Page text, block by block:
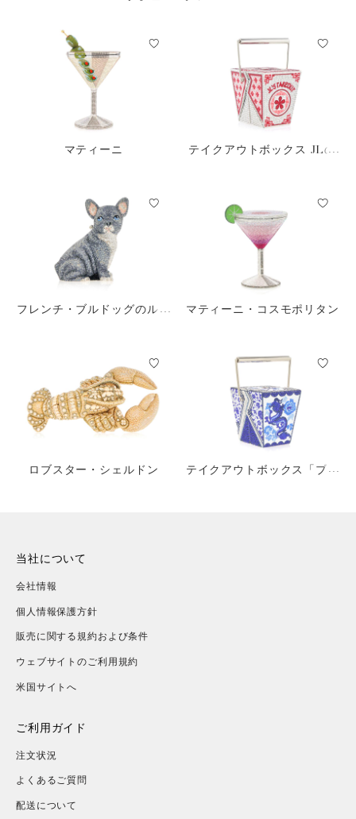
マティーニ
テイクアウトボックス JLの
フレンチ・ブルドッグのルー
マティーニ・コスモポリタン
ロブスター・シェルドン
テイクアウトボックス「ブル
当社について
会社情報
個人情報保護方針
販売に関する規約および条件
ウェブサイトのご利用規約
米国サイトへ
ご利用ガイド
注文状況
よくあるご質問
配送について